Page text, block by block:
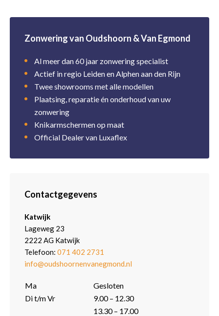
Zonwering van Oudshoorn & Van Egmond
Al meer dan 60 jaar zonwering specialist
Actief in regio Leiden en Alphen aan den Rijn
Twee showrooms met alle modellen
Plaatsing, reparatie én onderhoud van uw
zonwering
Knikarmschermen op maat
Official Dealer van Luxaflex
Contactgegevens
Katwijk
Lageweg 23
2222 AG Katwijk
Telefoon: 071 402 2731
info@oudshoornenvanegmond.nl
Ma
Gesloten
Di t/m Vr
9.00 – 12.30
13.30 – 17.00